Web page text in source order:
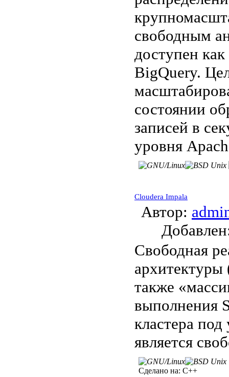
свободным
доступен
BigQuery.
состоянии
записей в
уровня
Cloudera Impala
Автор:
Свободная
архитектуры
также
выполнения
кластера
является
Сделано на: C++